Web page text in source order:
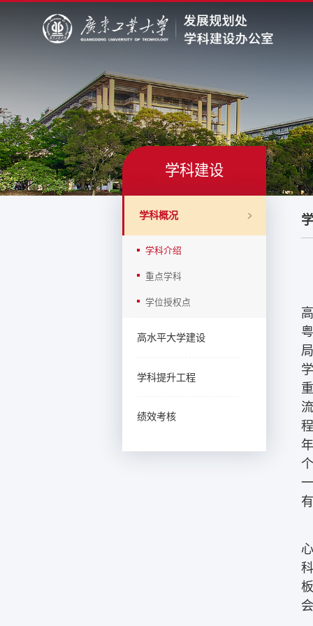
学科建设
学科概况
学科介绍
重点学科
学位授权点
高水平大学建设
学科提升工程
绩效考核